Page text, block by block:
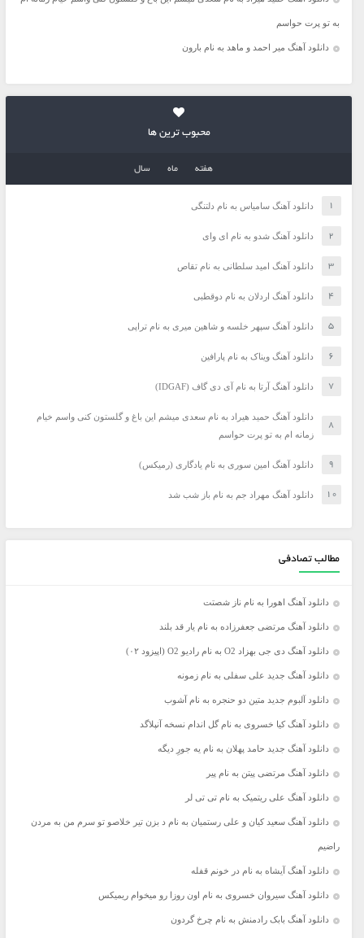
به تو پرت حواسم
دانلود آهنگ میر احمد و ماهد به نام بارون
محبوب ترین ها
هفته ماه سال
دانلود آهنگ سامیاس به نام دلتنگی
دانلود آهنگ شدو به نام ای وای
دانلود آهنگ امید سلطانی به نام تقاص
دانلود آهنگ اردلان به نام دوقطبی
دانلود آهنگ سپهر خلسه و شاهین میری به نام تراپی
دانلود آهنگ ویناک به نام پارافین
دانلود آهنگ آرتا به نام آی دی گاف (IDGAF)
دانلود آهنگ حمید هیراد به نام سعدی میشم این باغ و گلستون کنی واسم خیام
زمانه ام به تو پرت حواسم
دانلود آهنگ امین سوری به نام یادگاری (رمیکس)
دانلود آهنگ مهراد جم به نام باز شب شد
مطالب تصادفی
دانلود آهنگ اهورا به نام ناز شصتت
دانلود آهنگ مرتضی جعفرزاده به نام یار قد بلند
دانلود آهنگ دی جی بهزاد O2 به نام رادیو O2 (اپیزود ۰۲)
دانلود آهنگ جدید علی سفلی به نام زمونه
دانلود آلبوم جدید متین دو حنجره به نام آشوب
دانلود آهنگ کیا خسروی به نام گل اندام نسخه آنپلاگد
دانلود آهنگ جدید حامد پهلان به نام یه جورِ دیگه
دانلود آهنگ مرتضی پیتن به نام پیر
دانلود آهنگ علی ریتمیک به نام تی تی لر
دانلود آهنگ سعید کیان و علی رستمیان به نام د بزن تیر خلاصو تو سرم من به مردن
راضیم
دانلود آهنگ آیشاه به نام در خونم قفله
دانلود آهنگ سیروان خسروی به نام اون روزا رو میخوام ریمیکس
دانلود آهنگ بابک رادمنش به نام چرخ گردون